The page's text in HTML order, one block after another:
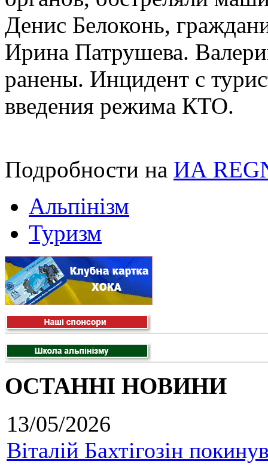
Денис Белоконь,
Ирина Патрушева.
ранены. Инцидент с
введения режима КТО.
Подробности на ИА
Альпінізм
Туризм
ОСТАННІ НОВИНИ
13/05/2026
Віталій Бахтігозін